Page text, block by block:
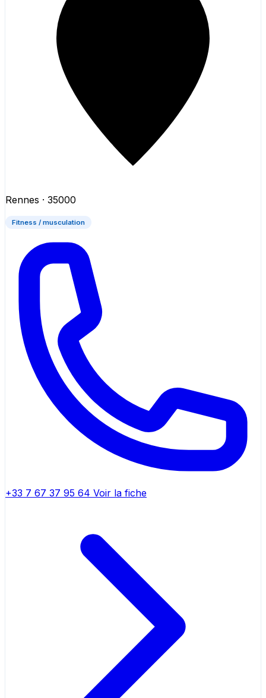
Rennes · 35000
Fitness / musculation
+33 7 67 37 95 64 Voir la fiche